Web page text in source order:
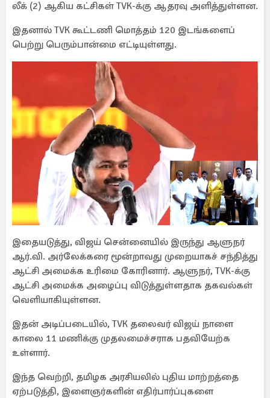
லீக் (2) ஆகிய கட்சிகள் TVK-க்கு ஆதரவு அளித்துள்ளன.
இதனால் TVK கூட்டணி மொத்தம் 120 இடங்களைப்
பெற்று பெரும்பான்மை எட்டியுள்ளது.
இதையடுத்து, விஜய் சென்னையில் இருந்து ஆளுநர்
ஆர்.வி. அர்லேக்கரை மூன்றாவது முறையாகச் சந்தித்து
ஆட்சி அமைக்க உரிமை கோரினார். ஆளுநர், TVK-க்கு
ஆட்சி அமைக்க அழைப்பு விடுத்துள்ளதாக தகவல்கள்
வெளியாகியுள்ளன.
இதன் அடிப்படையில், TVK தலைவர் விஜய் நாளை
காலை 11 மணிக்கு முதலமைச்சராக பதவியேற்க
உள்ளார்.
இந்த வெற்றி, தமிழக அரசியலில் புதிய மாற்றத்தை
ஏற்படுத்தி, இளைஞர்களின் எதிர்பார்ப்புகளை